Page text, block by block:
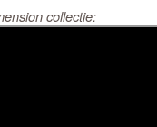
collectie: